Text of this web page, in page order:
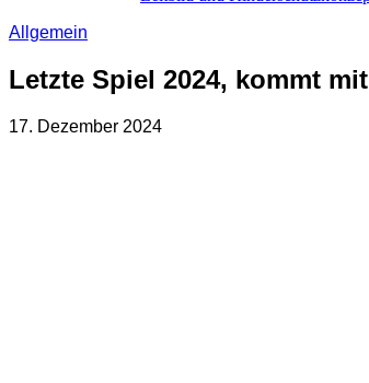
Allgemein
Letzte Spiel 2024, kommt mit
17. Dezember 2024